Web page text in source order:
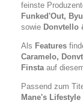
feinste
Funked'Out,
sowie Donvtello
Als Features
Caramelo,
Finstaauf
Passend zum
Mane's Lifestyle